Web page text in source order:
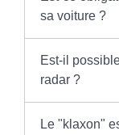
sa voiture ?
Est-il
radar ?
Le "klaxon"